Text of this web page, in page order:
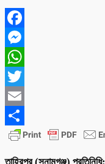
Facebook
Messenger
WhatsApp
Twitter
Email
Share
তাহিরপুর (সুনামগঞ্জ) প্রতিনিধি: